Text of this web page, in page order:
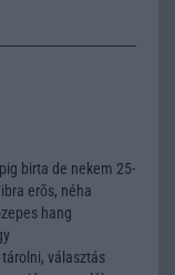
birta de nekem 25-
erõs, néha
hang
választás